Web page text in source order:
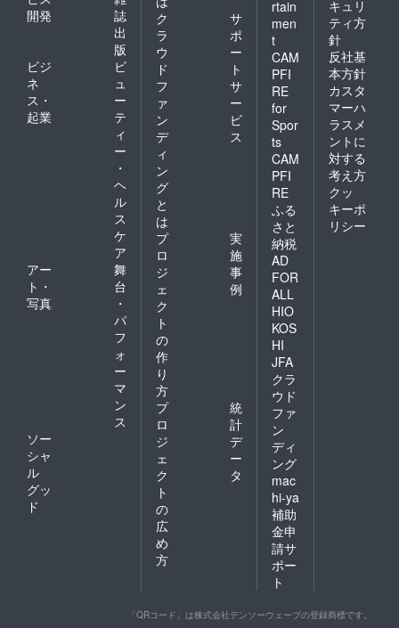
開発
誌
出
版
ビジ
ネ
ス・
起業
ビ
ュ
ー
テ
ィ
ー
・
ヘ
ル
ス
ケ
ア
アー
ト・
写真
舞
台
・
パ
フ
ォ
ー
マ
ン
ス
ソー
シャ
ル
グッ
ド
ク
ラ
ウ
ド
フ
ァ
ン
デ
ィ
ン
グ
と
は
サ
ポ
ー
ト
サ
ー
ビ
ス
プ
ロ
ジ
ェ
ク
ト
の
作
り
方
実
施
事
例
プ
ロ
ジ
ェ
ク
ト
の
広
め
方
統
計
デ
ー
タ
rtain
men
t
CAM
PFI
RE
for
Spor
ts
CAM
PFI
RE
ふる
さと
納税
AD
FOR
ALL
HIO
KOS
HI
JFA
クラ
ウド
ファ
ン
ディ
ング
mac
hi-ya
補助
金申
請サ
ポー
ト
キュリ
ティ方
針
反社基
本方針
カスタ
マーハ
ラスメ
ントに
対する
考え方
クッ
キーポ
リシー
「QRコード」は株式会社デンソーウェーブの登録商標です。